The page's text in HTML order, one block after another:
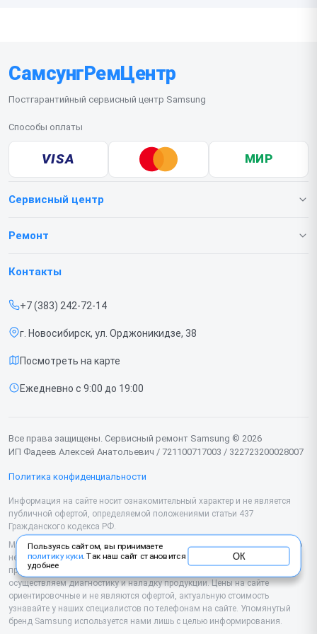
СамсунгРемЦентр
Постгарантийный сервисный центр Samsung
Способы оплаты
VISA МИР
Сервисный центр
О нашем сервисе
Срочный ремонт
Доставка и способы оплаты
Диагностика
Контакты
Ремонт
Телефонов
Принтеров
Кондиционеров
Микроволновых печей
Наушников
Варочных панелей
Посудомоечных машин
Контакты
+7 (383) 242-72-14
г. Новосибирск, ул. Орджоникидзе, 38
Посмотреть на карте
Ежедневно с 9:00 до 19:00
Все права защищены. Сервисный ремонт Samsung © 2026
ИП Фадеев Алексей Анатольевич / 721100717003 / 322723200028007
Политика конфиденциальности
Информация на сайте носит ознакомительный характер и не является
публичной офертой, определяемой положениями статьи 437
Гражданского кодекса РФ.
Мы специализируемся на обслуживании и ремонте техники Samsung, но
не являемся их официальным представителем. Предоставляем
профессиональные услуги после истечения гарантии, а также
осуществляем диагностику и наладку продукции. Цены на сайте
ориентировочные и не являются офертой, актуальную стоимость
узнавайте у наших специалистов по телефонам на сайте. Упомянутый
бренд Samsung используется нами лишь с целью информирования.
Пользуясь сайтом, вы принимаете
политику куки. Так наш сайт становится
удобнее
ОК